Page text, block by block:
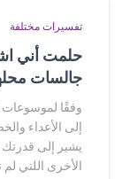
تفسيرات مختلفة
حلمت أني
جالسات
وفقًا لموسوعات
إلى الأعداء
يشير إلى قدرتك
الأخرى اللتي